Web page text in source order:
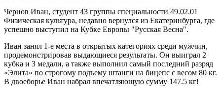
Чернов Иван, студент 43 группы специальности 49.02.01
Физическая культура, недавно вернулся из Екатеринбурга, где
успешно выступил на Кубке Европы "Русская Весна".
Иван занял 1-е места в открытых категориях среди мужчин,
продемонстрировав выдающиеся результаты. Он выиграл 2
кубка и 3 медали, а также выполнил самый последний разряд
«Элита» по строгому подъему штанги на бицепс с весом 80 кг.
В двоеборье Иван набрал впечатляющую сумму 147.5 кг!